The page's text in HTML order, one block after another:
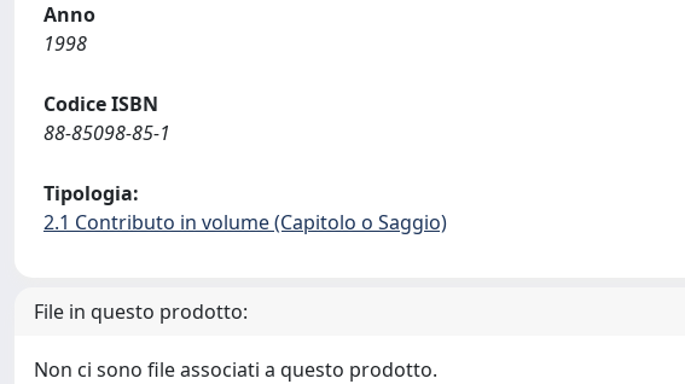
Anno
1998
Codice ISBN
88-85098-85-1
Tipologia:
2.1 Contributo in volume (Capitolo o Saggio)
File in questo prodotto:
Non ci sono file associati a questo prodotto.